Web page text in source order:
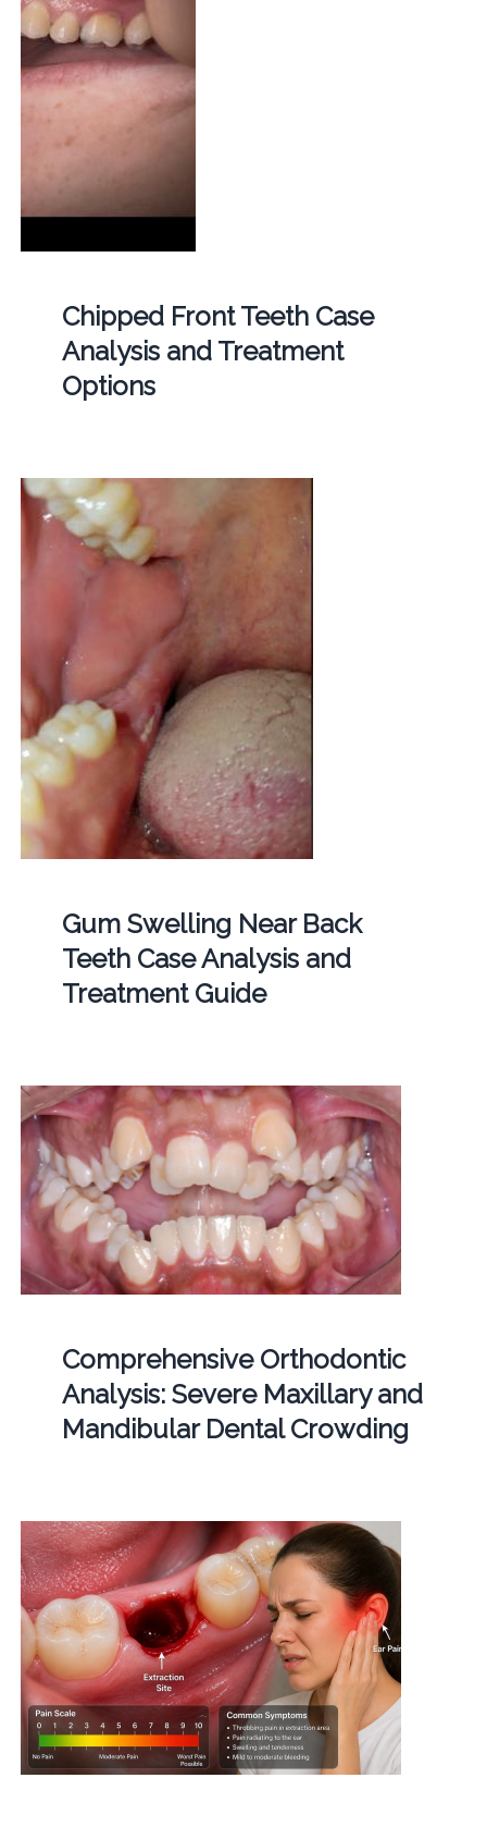
Chipped Front Teeth Case
Analysis and Treatment
Options
Gum Swelling Near Back
Teeth Case Analysis and
Treatment Guide
Comprehensive Orthodontic
Analysis: Severe Maxillary and
Mandibular Dental Crowding